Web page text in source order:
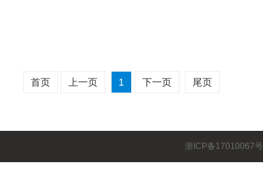
首页 上一页 1 下一页 尾页
浙ICP备17010067号